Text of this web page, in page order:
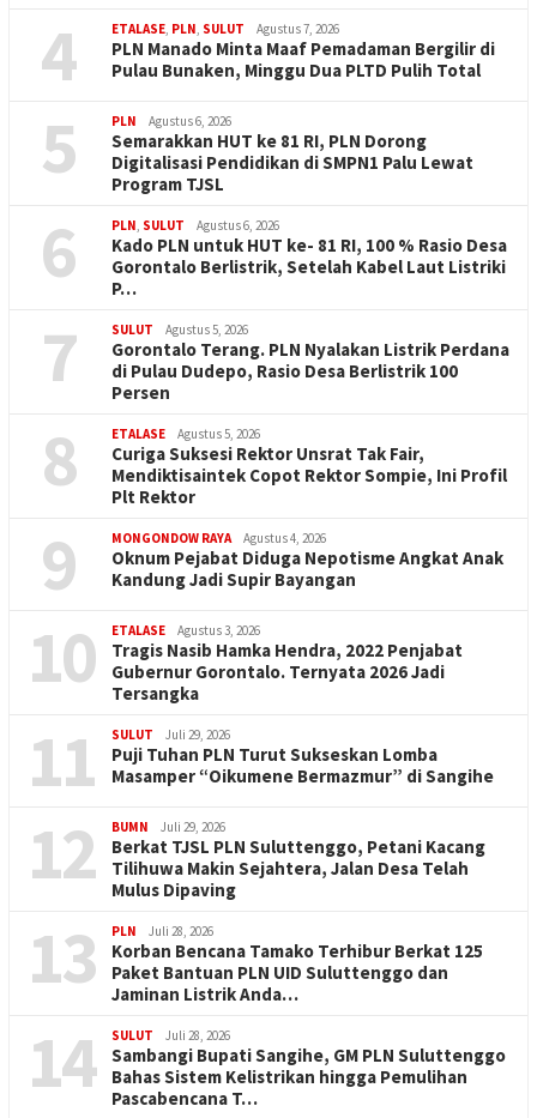
4 ETALASE, PLN, SULUT Agustus 7, 2026
PLN Manado Minta Maaf Pemadaman Bergilir di
Pulau Bunaken, Minggu Dua PLTD Pulih Total
5 PLN Agustus 6, 2026
Semarakkan HUT ke 81 RI, PLN Dorong
Digitalisasi Pendidikan di SMPN1 Palu Lewat
Program TJSL
6 PLN, SULUT Agustus 6, 2026
Kado PLN untuk HUT ke- 81 RI, 100 % Rasio Desa
Gorontalo Berlistrik, Setelah Kabel Laut Listriki
P…
7 SULUT Agustus 5, 2026
Gorontalo Terang. PLN Nyalakan Listrik Perdana
di Pulau Dudepo, Rasio Desa Berlistrik 100
Persen
8 ETALASE Agustus 5, 2026
Curiga Suksesi Rektor Unsrat Tak Fair,
Mendiktisaintek Copot Rektor Sompie, Ini Profil
Plt Rektor
9 MONGONDOW RAYA Agustus 4, 2026
Oknum Pejabat Diduga Nepotisme Angkat Anak
Kandung Jadi Supir Bayangan
10 ETALASE Agustus 3, 2026
Tragis Nasib Hamka Hendra, 2022 Penjabat
Gubernur Gorontalo. Ternyata 2026 Jadi
Tersangka
11 SULUT Juli 29, 2026
Puji Tuhan PLN Turut Sukseskan Lomba
Masamper “Oikumene Bermazmur” di Sangihe
12 BUMN Juli 29, 2026
Berkat TJSL PLN Suluttenggo, Petani Kacang
Tilihuwa Makin Sejahtera, Jalan Desa Telah
Mulus Dipaving
13 PLN Juli 28, 2026
Korban Bencana Tamako Terhibur Berkat 125
Paket Bantuan PLN UID Suluttenggo dan
Jaminan Listrik Anda…
14 SULUT Juli 28, 2026
Sambangi Bupati Sangihe, GM PLN Suluttenggo
Bahas Sistem Kelistrikan hingga Pemulihan
Pascabencana T…